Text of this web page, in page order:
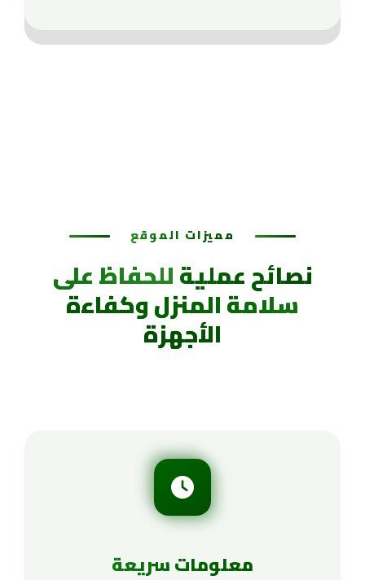
مميزات الموقع
نصائح عمليةللحفاظ على
سلامة المنزل وكفاءة
الأجهزة
معلومات سريعة